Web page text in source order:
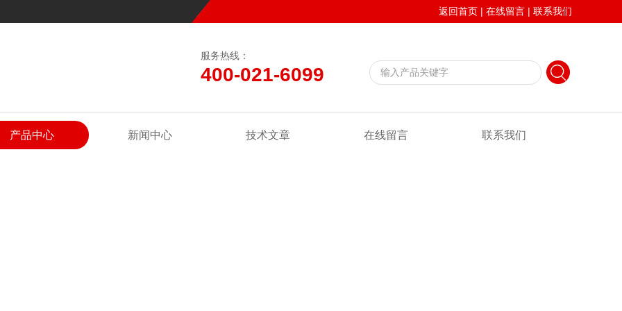
返回首页 | 在线留言 | 联系我们
服务热线：
400-021-6099
产品中心 新闻中心 技术文章 在线留言 联系我们